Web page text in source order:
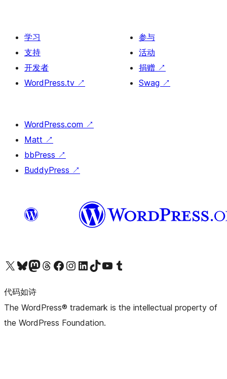
学习
支持
开发者
WordPress.tv ↗
参与
活动
捐赠 ↗
Swag ↗
WordPress.com ↗
Matt ↗
bbPress ↗
BuddyPress ↗
关注我们的 X（原 Twitter）账号访问我们的 Bluesky 账号关注我们的 Mastodon 账号访问我们的 Threads 账号 访问我们的 Facebook 公共主页关注我们的 Instagram 账号 关注我们的 LinkedIn 主页访问我们的 TikTok 账号访问我们的 YouTube 频道 访问我们的 Tumblr 账号
代码如诗
The WordPress® trademark is the intellectual property of
the WordPress Foundation.